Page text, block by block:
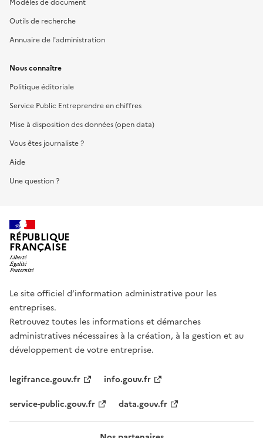
Modèles de document
Outils de recherche
Annuaire de l'administration
Nous connaître
Politique éditoriale
Service Public Entreprendre en chiffres
Mise à disposition des données (open data)
Vous êtes journaliste ?
Aide
Une question ?
RÉPUBLIQUE
FRANÇAISE
Le site officiel d’information administrative pour les
entreprises.
Retrouvez toutes les informations et démarches
administratives nécessaires à la création, à la gestion et au
développement de votre entreprise.
legifrance.gouv.fr
info.gouv.fr
service-public.gouv.fr
data.gouv.fr